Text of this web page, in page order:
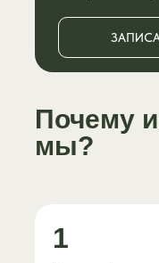
1
Почему
мы?